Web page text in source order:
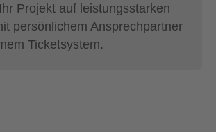
Projekt auf leistungsstarken
persönlichem Ansprechpartner
Ticketsystem.